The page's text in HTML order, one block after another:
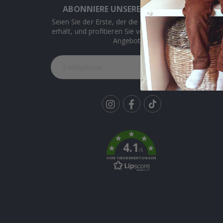
ABONNIERE UNSEREN NEWSLETTER
Seien Sie der Erste, der die neuesten Nachrichten
erhält, und profitieren Sie von unseren exklusiven
Angeboten.
ABONNIEREN
k
4.1/5
VON 1030 BEWERTUNGEN